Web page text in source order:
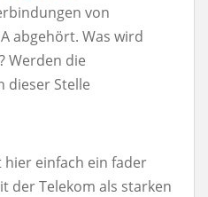
von
abgehört. Was wird
Werden die
dieser Stelle
einfach ein fader
der Telekom als starken